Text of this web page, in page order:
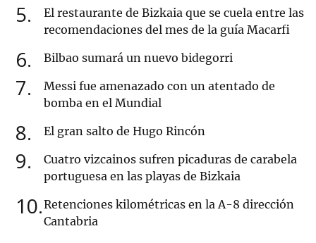
5
El restaurante de Bizkaia que se cuela entre las
recomendaciones del mes de la guía Macarfi
6 Bilbao sumará un nuevo bidegorri
7
Messi fue amenazado con un atentado de
bomba en el Mundial
8 El gran salto de Hugo Rincón
9
Cuatro vizcainos sufren picaduras de carabela
portuguesa en las playas de Bizkaia
10 Retenciones kilométricas en la A-8 dirección
Cantabria